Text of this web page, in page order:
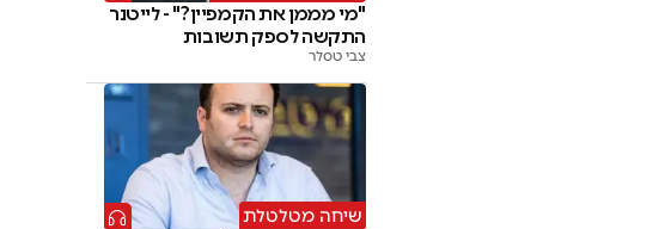
"מי מממן את הקמפיין?" - לייטנר
התקשה לספק תשובות
צבי טסלר
שיחה מטלטלת